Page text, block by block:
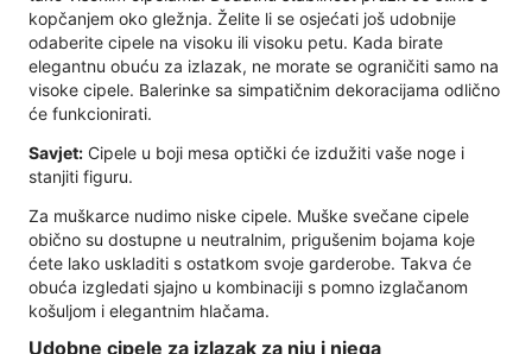
kopčanjem oko gležnja. Želite li se osjećati još udobnije
odaberite cipele na visoku ili visoku petu. Kada birate
elegantnu obuću za izlazak, ne morate se ograničiti samo na
visoke cipele. Balerinke sa simpatičnim dekoracijama odlično
će funkcionirati.
Savjet: Cipele u boji mesa optički će izdužiti vaše noge i
stanjiti figuru.
Za muškarce nudimo niske cipele. Muške svečane cipele
obično su dostupne u neutralnim, prigušenim bojama koje
ćete lako uskladiti s ostatkom svoje garderobe. Takva će
obuća izgledati sjajno u kombinaciji s pomno izglačanom
košuljom i elegantnim hlačama.
Udobne cipele za izlazak za nju i njega